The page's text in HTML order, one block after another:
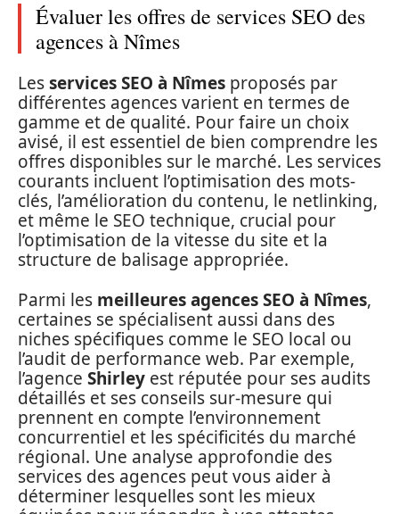
Évaluer les offres de services SEO des
agences à Nîmes
Lesservices SEO à Nîmes proposés par
différentes agences varient en termes de
gamme et de qualité. Pour faire un choix
avisé, il est essentiel de bien comprendre les
offres disponibles sur le marché. Les services
courants incluent l’optimisation des mots-
clés, l’amélioration du contenu, le netlinking,
et même le SEO technique, crucial pour
l’optimisation de la vitesse du site et la
structure de balisage appropriée.
Parmi les meilleures agences SEO à Nîmes,
certaines se spécialisent aussi dans des
niches spécifiques comme le SEO local ou
l’audit de performance web. Par exemple,
l’agence Shirley est réputée pour ses audits
détaillés et ses conseils sur-mesure qui
prennent en compte l’environnement
concurrentiel et les spécificités du marché
régional. Une analyse approfondie des
services des agences peut vous aider à
déterminer lesquelles sont les mieux